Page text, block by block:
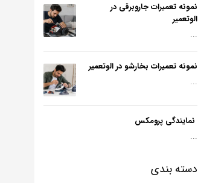
نمونه تعمیرات جاروبرقی در
الوتعمیر
...
نمونه تعمیرات بخارشو در الوتعمیر
...
نمایندگی پرومکس
...
دسته بندی